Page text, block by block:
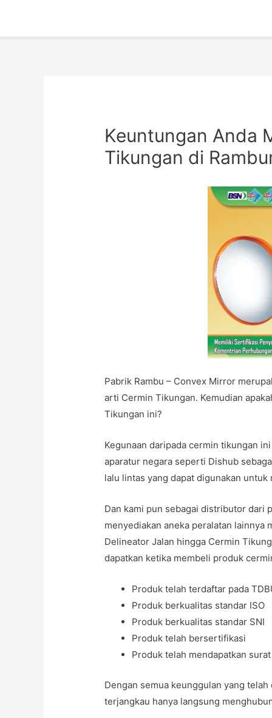
Keuntungan Anda
Tikungan di
Pabrik Rambu – Convex Mirror
arti Cermin Tikungan. Kemudian
Tikungan ini?
Kegunaan daripada cermin tikungan
aparatur negara seperti Dishub
lalu lintas yang dapat digunakan
Dan kami pun sebagai distributor dari
menyediakan aneka peralatan lainnya
Delineator Jalan hingga Cermin
dapatkan ketika membeli produk
Produk telah terdaftar pada
Produk berkualitas standar ISO
Produk berkualitas standar SNI
Produk telah bersertifikasi
Produk telah mendapatkan
Dengan semua keunggulan yang
terjangkau hanya langsung